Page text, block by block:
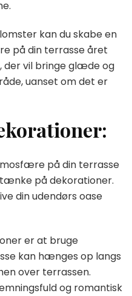
kan du skabe en
på din terrasse året
der vil bringe glæde og
uanset om det er
på din terrasse
på dekorationer.
din udendørs oase
er at bruge
kan hænges op langs
over terrassen.
og romantisk